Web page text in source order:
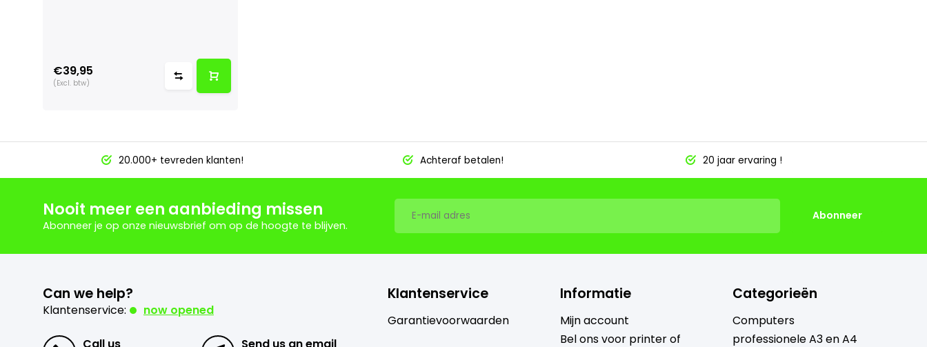
€39,95
(Excl. btw)
20.000+ tevreden klanten! Achteraf betalen! 20 jaar ervaring !
Nooit meer een aanbieding missen
Abonneer je op onze nieuwsbrief om op de hoogte te blijven.
Abonneer
Can we help?
Klantenservice: now opened
Call us Send us an email
Klantenservice
Garantievoorwaarden
Informatie
Mijn account
Bel ons voor printer of
Categorieën
Computers
professionele A3 en A4